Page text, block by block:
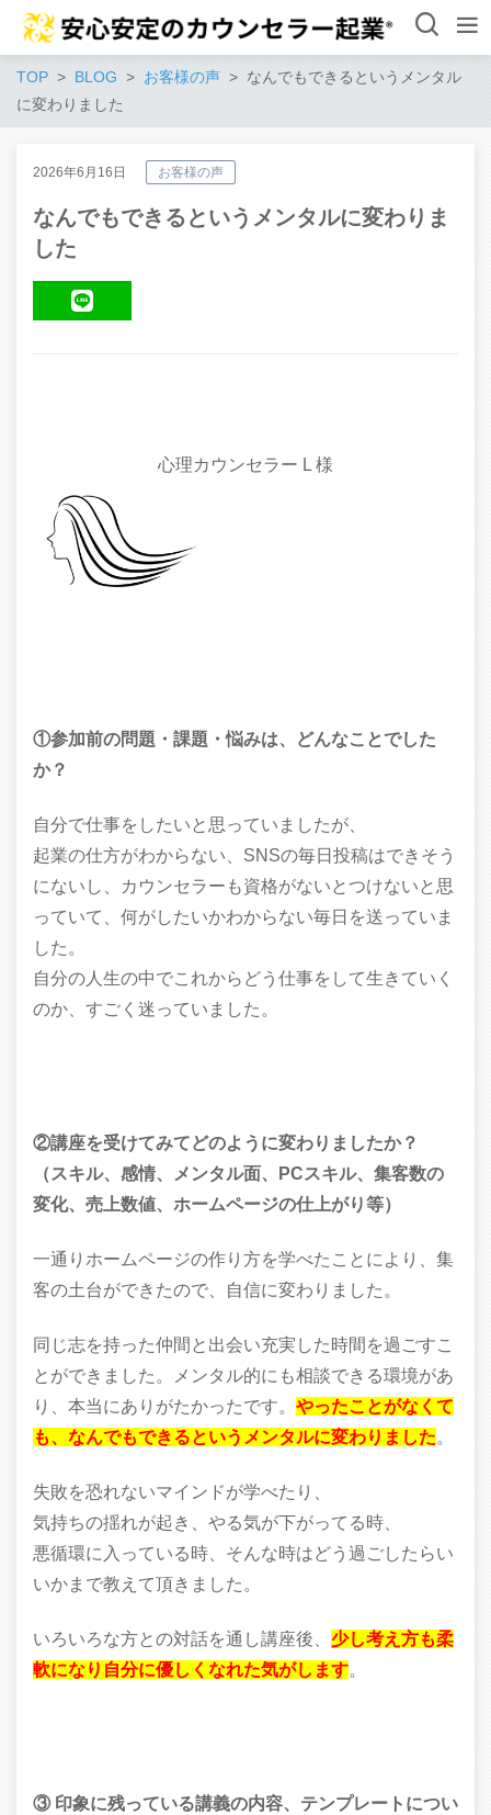
TOP BLOG お客様の声
なんでもできるというメンタル
に変わりました
2026年6月16日 お客様の声
なんでもできるというメンタルに変わりま
した
心理カウンセラー L 様
①参加前の問題・課題・悩みは、どんなことでした
か？
自分で仕事をしたいと思っていましたが、
起業の仕方がわからない、SNSの毎日投稿はできそう
にないし、カウンセラーも資格がないとつけないと思
っていて、何がしたいかわからない毎日を送っていま
した。
自分の人生の中でこれからどう仕事をして生きていく
のか、すごく迷っていました。
②講座を受けてみてどのように変わりましたか？
（スキル、感情、メンタル面、PCスキル、集客数の
変化、売上数値、ホームページの仕上がり等）
一通りホームページの作り方を学べたことにより、集
客の土台ができたので、自信に変わりました。
同じ志を持った仲間と出会い充実した時間を過ごすこ
とができました。メンタル的にも相談できる環境があ
り、本当にありがたかったです。 やったことがなくて
も、なんでもできるというメンタルに変わりました。
失敗を恐れないマインドが学べたり、
気持ちの揺れが起き、やる気が下がってる時、
悪循環に入っている時、そんな時はどう過ごしたらい
いかまで教えて頂きました。
いろいろな方との対話を通し講座後、 少し考え方も柔
軟になり自分に優しくなれた気がします。
③ 印象に残っている講義の内容、テンプレートについ